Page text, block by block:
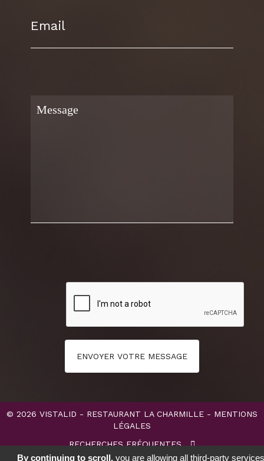
Email
ENVOYER VOTRE MESSAGE
© 2026 VISTALID - RESTAURANT LA CHARMILLE - MENTIONS
LÉGALES
RECHERCHES FRÉQUENTES
By continuing to scroll,you are allowing all third-party services